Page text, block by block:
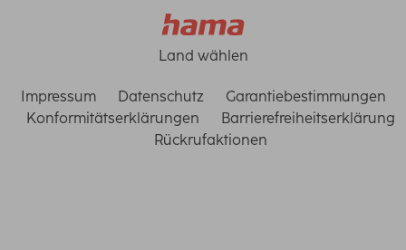
Land wählen
Impressum Datenschutz
Garantiebestimmungen
Konformitätserklärungen
Barrierefreiheitserklärung
Rückrufaktionen